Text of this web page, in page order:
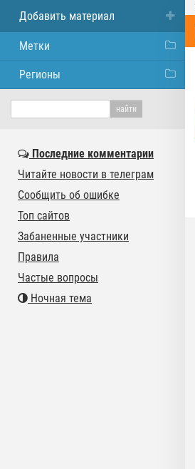
Добавить материал
Метки
Регионы
Последние комментарии
Читайте новости в телеграм
Сообщить об ошибке
Топ сайтов
Забаненные участники
Правила
Частые вопросы
Ночная тема